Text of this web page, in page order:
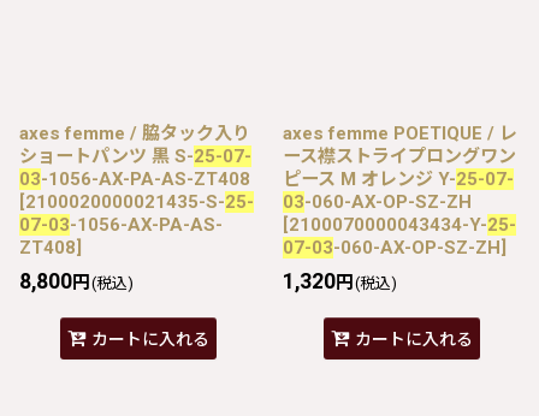
axes femme / 脇タック入り
ショートパンツ 黒 S-25-07-
03-1056-AX-PA-AS-ZT408
[2100020000021435-S-25-
07-03-1056-AX-PA-AS-
ZT408]
8,800円 (税込)
カートに入れる
axes femme POETIQUE / レ
ース襟ストライプロングワン
ピース M オレンジ Y-25-07-
03-060-AX-OP-SZ-ZH
[2100070000043434-Y-25-
07-03-060-AX-OP-SZ-ZH]
1,320円 (税込)
カートに入れる